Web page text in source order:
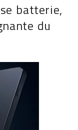
batterie,
du